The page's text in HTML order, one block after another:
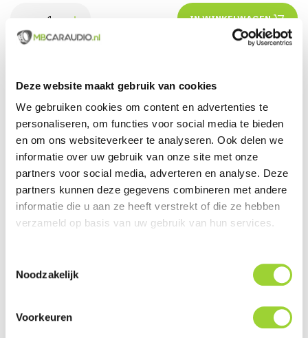
Deze website maakt gebruik van cookies
We gebruiken cookies om content en advertenties te
personaliseren, om functies voor social media te bieden
en om ons websiteverkeer te analyseren. Ook delen we
informatie over uw gebruik van onze site met onze
partners voor social media, adverteren en analyse. Deze
partners kunnen deze gegevens combineren met andere
informatie die u aan ze heeft verstrekt of die ze hebben
verzameld op basis van uw gebruik van hun services.
Noodzakelijk
Voorkeuren
IN WINKELWAGEN
Groot assortiment uit voorraad leverbaar
Actueel en veelzijdig aanbod van producten
Officieel en erkende merkdealer
Gratis verzending vanaf € 99,00 euro (NL)
Servicegericht met kwaliteit boven kwantiteit
Internationaal verzonden met DHL en PostNL
Professionele montage mogelijk